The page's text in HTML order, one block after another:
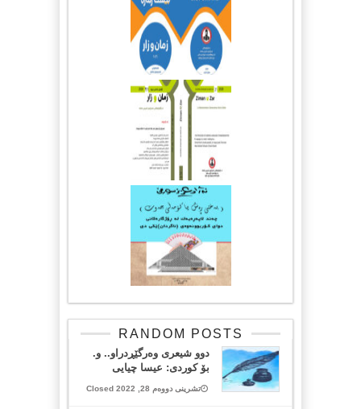
RANDOM POSTS
دوو شیعرى وەرگێڕدراو.. و.
بۆ کوردی: عیسا چیایی
تشرینی دووەم 28, 2022 Closed